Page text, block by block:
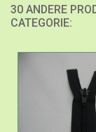
30 ANDERE
CATEGORIE: